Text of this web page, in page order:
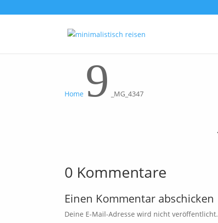
Home 9 _MG_4347
0 Kommentare
Einen Kommentar abschicken
Deine E-Mail-Adresse wird nicht veröffentlicht.